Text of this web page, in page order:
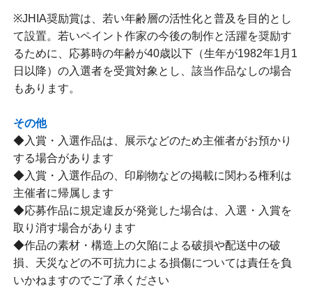
※JHIA奨励賞は、若い年齢層の活性化と普及を目的とし
て設置。若いペイント作家の今後の制作と活躍を奨励す
るために、応募時の年齢が40歳以下（生年が1982年1月1
日以降）の入選者を受賞対象とし、該当作品なしの場合
もあります。
その他
◆入賞・入選作品は、展示などのため主催者がお預かり
する場合があります
◆入賞・入選作品の、印刷物などの掲載に関わる権利は
主催者に帰属します
◆応募作品に規定違反が発覚した場合は、入選・入賞を
取り消す場合があります
◆作品の素材・構造上の欠陥による破損や配送中の破
損、天災などの不可抗力による損傷については責任を負
いかねますのでご了承ください